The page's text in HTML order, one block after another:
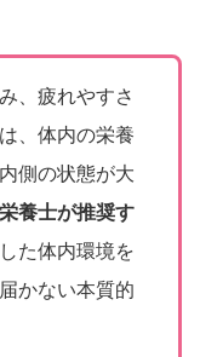
、疲れやすさ
、体内の栄養
側の状態が大
養士が推奨す
た体内環境を
かない本質的